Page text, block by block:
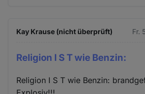
Kay Krause (nicht überprüft) Fr.
Religion I S T wie Benzin:
Religion I S T wie Benzin: